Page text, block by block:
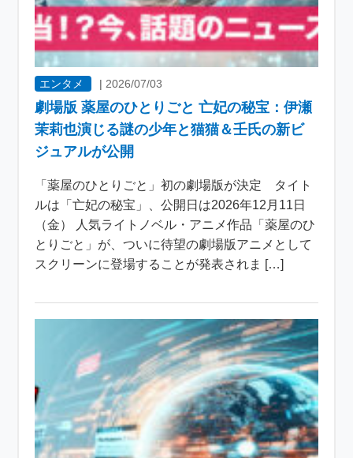
エンタメ | 2026/07/03
劇場版 薬屋のひとりごと 亡妃の秘宝：伊瀬
茉莉也演じる謎の少年と猫猫＆壬氏の新ビ
ジュアルが公開
「薬屋のひとりごと」初の劇場版が決定 タイト
ルは「亡妃の秘宝」、公開日は2026年12月11日
（金） 人気ライトノベル・アニメ作品「薬屋のひ
とりごと」が、ついに待望の劇場版アニメとして
スクリーンに登場することが発表されま […]